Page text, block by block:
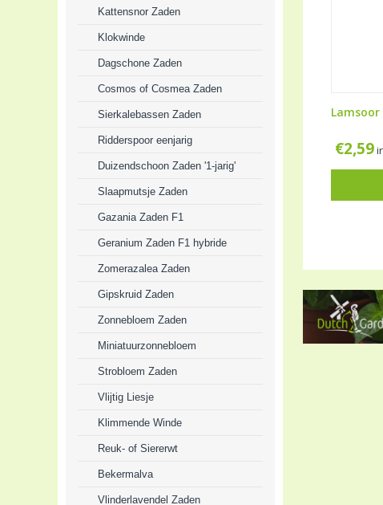
Kattensnor Zaden
Klokwinde
Dagschone Zaden
Cosmos of Cosmea Zaden
Sierkalebassen Zaden
Ridderspoor eenjarig
Duizendschoon Zaden '1-jarig'
Slaapmutsje Zaden
Gazania Zaden F1
Geranium Zaden F1 hybride
Zomerazalea Zaden
Gipskruid Zaden
Zonnebloem Zaden
Miniatuurzonnebloem
Strobloem Zaden
Vlijtig Liesje
Klimmende Winde
Reuk- of Siererwt
Bekermalva
Vlinderlavendel Zaden
€2,59